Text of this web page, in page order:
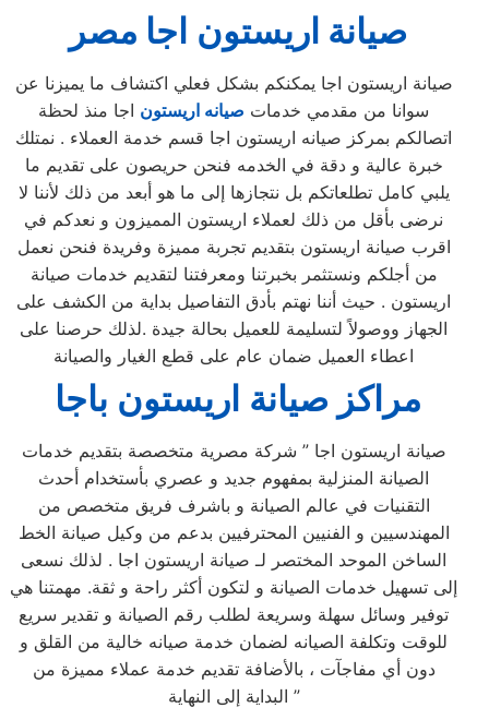
صيانة اريستون اجا مصر
صيانة اريستون اجا يمكنكم بشكل فعلي اكتشاف ما يميزنا عن
سوانا من مقدمي خدمات صيانه اريستون اجا منذ لحظة
اتصالكم بمركز صيانه اريستون اجا قسم خدمة العملاء . نمتلك
خبرة عالية و دقة في الخدمه فنحن حريصون على تقديم ما
يلبي كامل تطلعاتكم بل نتجازها إلى ما هو أبعد من ذلك لأننا لا
نرضى بأقل من ذلك لعملاء اريستون المميزون و نعدكم في
اقرب صيانة اريستون بتقديم تجربة مميزة وفريدة فنحن نعمل
من أجلكم ونستثمر بخبرتنا ومعرفتنا لتقديم خدمات صيانة
اريستون . حيث أننا نهتم بأدق التفاصيل بداية من الكشف على
الجهاز ووصولاً لتسليمة للعميل بحالة جيدة .لذلك حرصنا على
اعطاء العميل ضمان عام على قطع الغيار والصيانة
مراكز صيانة اريستون باجا
صيانة اريستون اجا ” شركة مصرية متخصصة بتقديم خدمات
الصيانة المنزلية بمفهوم جديد و عصري بأستخدام أحدث
التقنيات في عالم الصيانة و باشرف فريق متخصص من
المهندسيين و الفنيين المحترفيين بدعم من وكيل صيانة الخط
الساخن الموحد المختصر لـ صيانة اريستون اجا . لذلك نسعى
إلى تسهيل خدمات الصيانة و لتكون أكثر راحة و ثقة. مهمتنا هي
توفير وسائل سهلة وسريعة لطلب رقم الصيانة و تقدير سريع
للوقت وتكلفة الصيانه لضمان خدمة صيانه خالية من القلق و
دون أي مفاجآت ، بالأضافة تقديم خدمة عملاء مميزة من
البداية إلى النهاية ”